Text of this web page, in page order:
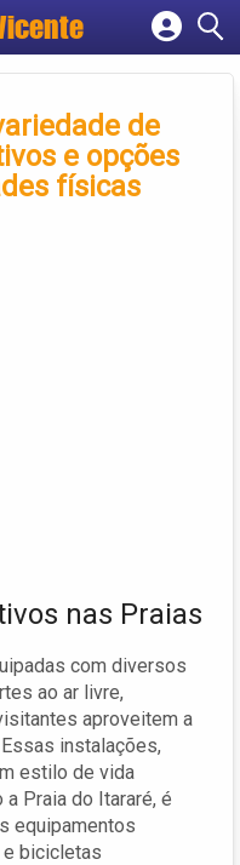
empresa
de
e opções
físicas
nas Praias
com diversos
ao ar livre,
aproveitem a
instalações,
estilo de vida
Praia do Itararé, é
equipamentos
bicicletas